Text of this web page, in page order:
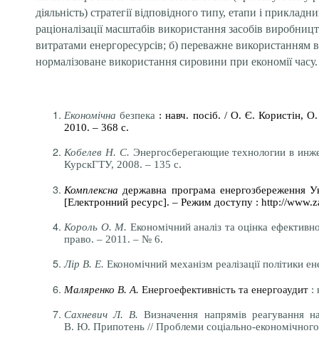
діяльність) стратегії відповідного типу, етапи і
раціоналізації масштабів використання засобів
витратами енергоресурсів; б) переважне
нормалізоване використання сировини при економії часу.
Економічнабезпека : навч. посіб. / О. Є. Користін,
2010. – 368 с.
Кобелев Н. С. Энергосберегающие технологии в
КурскГТУ, 2008. – 135 с.
Комплексна державна програма енергозбереження
[Електронний ресурс]. – Режим доступу : http://
Король О. М. Економічний аналіз та оцінка
право. – 2011. – № 6.
Лір В. Е. Економічний механізм реалізації
Маляренко В. А. Енергоефективність та енергоаудит :
Сахневич Л. В. Визначення напрямів реагування
В. Ю. Припотень // Проблеми соціально-економічного